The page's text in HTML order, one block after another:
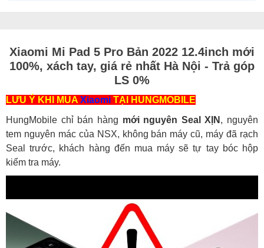
Xiaomi Mi Pad 5 Pro Bản 2022 12.4inch mới
100%, xách tay, giá rẻ nhất Hà Nội - Trả góp
LS 0%
LƯU Ý KHI MUA Xiaomi TẠI HUNGMOBILE
HungMobile chỉ bán hàng mới nguyên Seal XỊN , nguyên
tem nguyên mác của NSX, không bán máy cũ, máy đã rạch
Seal trước, khách hàng đến mua máy sẽ tự tay bóc hộp
kiểm tra máy.